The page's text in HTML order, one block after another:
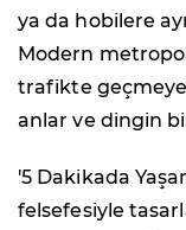
ya da hobilere
Modern
trafikte
anlar ve dingin
'5 Dakikada
felsefesiyle